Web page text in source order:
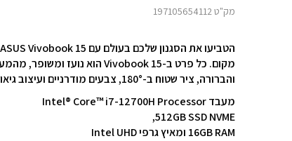
מק"ט 197105654112
והברורה, ציר שטוח ב-180°, צבעים מודרניים ועיצוב גיאומטרי חלק. התחילו מחדש היום עם Vivobook 15!
מעבד Intel® Core™ i7-12700H Processor
512GB SSD NVME,
16GB RAM ומאיץ גרפי Intel UHD